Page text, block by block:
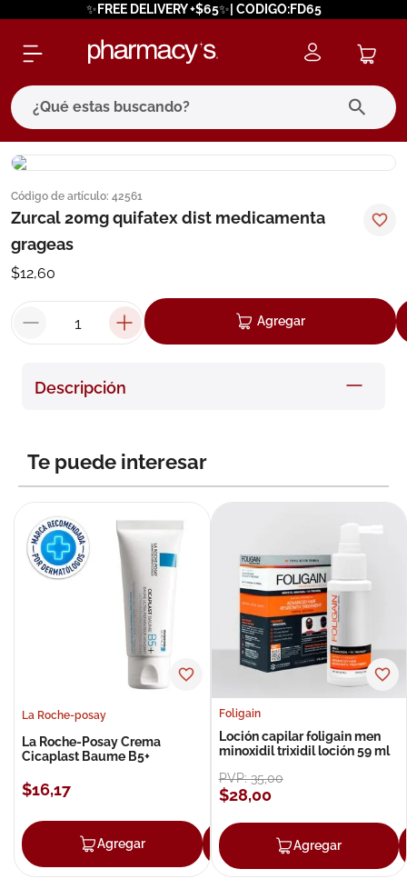
✨FREE DELIVERY +$65✨| CODIGO:FD65
¿Qué estas buscando?
Código de artículo: 42561
Zurcal 20mg quifatex dist medicamenta
grageas
$12,60
Agregar
Descripción
Te puede interesar
La Roche-posay
La Roche-Posay Crema
Cicaplast Baume B5+
$16,17
Agregar Agregar
Foligain
Loción capilar foligain men
minoxidil trixidil loción 59 ml
PVP:35,00
$28,00
Agregar
términos más buscados
1. eucerin
3
cerave
7. isdin
9 nivea
10.pañales